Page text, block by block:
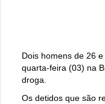
Dois homens de 26
quarta-feira (03) na
droga.
Os detidos que são